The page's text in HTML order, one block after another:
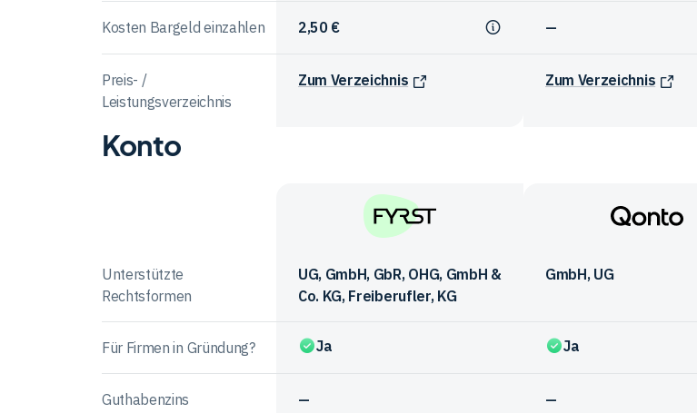
Kosten Bargeld einzahlen 2,50 € —
Preis- /
Leistungsverzeichnis
Zum Verzeichnis Zum Verzeichnis
Vergleichstabelle
zu
Konto
Unterstützte
Rechtsformen
UG, GmbH, GbR, OHG, GmbH &
Co. KG, Freiberufler, KG
GmbH, UG
Für Firmen in Gründung? Ja Ja
Guthabenzins — —